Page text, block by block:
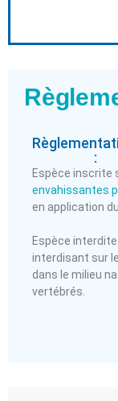
:
Espèce inscrite
envahissantes
en application du
Espèce
interdisant sur
dans le milieu
vertébrés.